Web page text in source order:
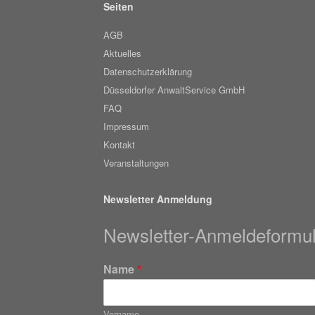
Seiten
AGB
Aktuelles
Datenschutzerklärung
Düsseldorfer AnwaltService GmbH
FAQ
Impressum
Kontakt
Veranstaltungen
Newsletter Anmeldung
Newsletter-
Name *